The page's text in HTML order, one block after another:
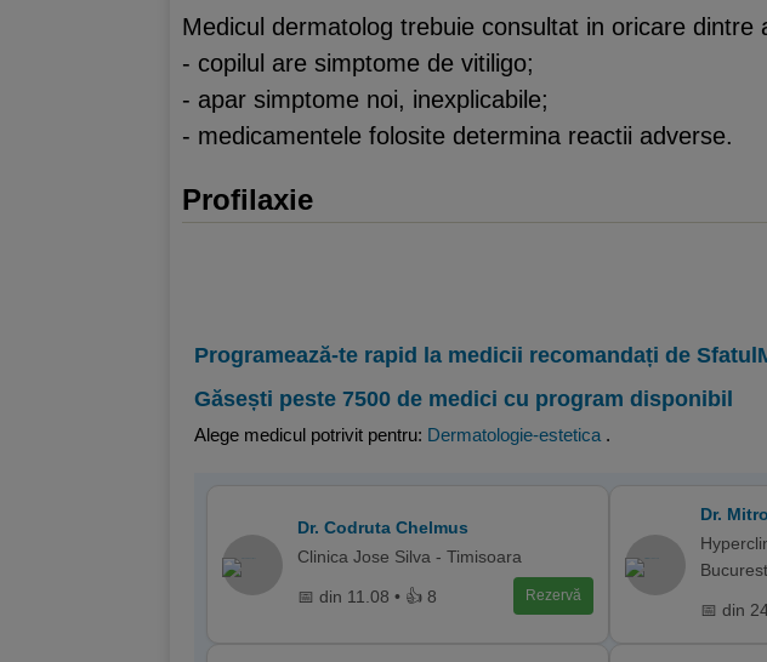
Medicul dermatolog trebuie consultat in oricare dintre
- copilul are simptome de vitiligo;
- apar simptome noi, inexplicabile;
- medicamentele folosite determina reactii adverse.
Profilaxie
Programează-te rapid la medicii recomandați de
Găsești peste 7500 de medici cu program disponibil
Alege medicul potrivit pentru: Dermatologie-estetica .
Dr. Codruta Chelmus
Clinica Jose Silva - Timisoara
📅 din 11.08 • 👍 8 Rezervă
Dr.
📅 din